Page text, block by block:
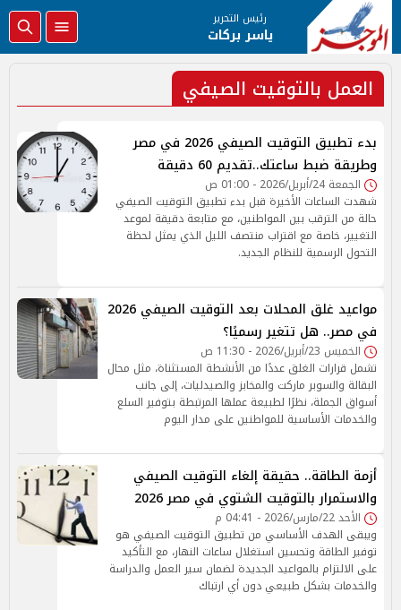
رئيس التحرير
ياسر بركات
العمل بالتوقيت الصيفي
بدء تطبيق التوقيت الصيفي 2026 في مصر
وطريقة ضبط ساعتك..تقديم 60 دقيقة
الجمعة 24/أبريل/2026 - 01:00 ص
شهدت الساعات الأخيرة قبل بدء تطبيق التوقيت الصيفي
حالة من الترقب بين المواطنين، مع متابعة دقيقة لموعد
التغيير، خاصة مع اقتراب منتصف الليل الذي يمثل لحظة
التحول الرسمية للنظام الجديد.
مواعيد غلق المحلات بعد التوقيت الصيفي 2026
في مصر.. هل تتغير رسميًا؟
الخميس 23/أبريل/2026 - 11:30 ص
تشمل قرارات الغلق عددًا من الأنشطة المستثناة، مثل محال
البقالة والسوبر ماركت والمخابز والصيدليات، إلى جانب
أسواق الجملة، نظرًا لطبيعة عملها المرتبطة بتوفير السلع
والخدمات الأساسية للمواطنين على مدار اليوم
أزمة الطاقة.. حقيقة إلغاء التوقيت الصيفي
والاستمرار بالتوقيت الشتوي في مصر 2026
الأحد 22/مارس/2026 - 04:41 م
ويبقى الهدف الأساسي من تطبيق التوقيت الصيفي هو
توفير الطاقة وتحسين استغلال ساعات النهار، مع التأكيد
على الالتزام بالمواعيد الجديدة لضمان سير العمل والدراسة
والخدمات بشكل طبيعي دون أي ارتباك